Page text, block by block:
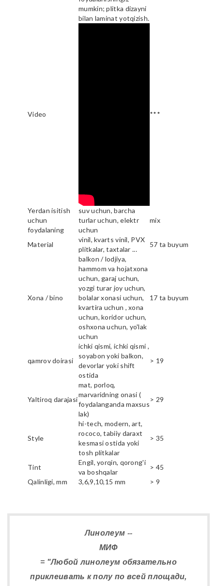
mumkin; plitka dizayni
bilan laminat yotqizish.
Video ***
Yerdan isitish
uchun
foydalaning
suv uchun, barcha
turlar uchun, elektr
uchun
mix
Material
vinil, kvarts vinil, PVX
plitkalar, taxtalar ...
57 ta buyum
Xona / bino
balkon / lodjiya,
hammom va hojatxona
uchun, garaj uchun,
yozgi turar joy uchun,
bolalar xonasi uchun,
kvartira uchun , xona
uchun, koridor uchun,
oshxona uchun, yo'lak
uchun
17 ta buyum
qamrov doirasi
ichki qismi, ichki qismi ,
soyabon yoki balkon,
devorlar yoki shift
ostida
> 19
Yaltiroq darajasi
mat, porloq,
marvaridning onasi (
foydalanganda maxsus
lak)
> 29
Style
hi-tech, modern, art,
rococo, tabiiy daraxt
kesmasi ostida yoki
tosh plitkalar
> 35
Tint
Engil, yorqin, qorong'i
va boshqalar
> 45
Qalinligi, mm
3,6,9,10,15 mm > 9
Линолеум --
МИФ
= "Любой линолеум обязательно
приклеивать к полу по всей площади,